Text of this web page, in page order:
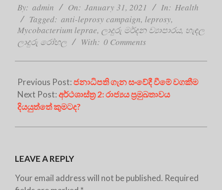
01-
31
By: admin On: January 31, 2021 In: Health
Tagged: anti-leprosy campaign, leprosy,
Mycobacterium leprae, ලාදුරු මර්දන ව්‍යාපාරය, හැඳල
ලාදුරු රෝහල
With: 0 Comments
Previous Post:ජනාධිපති ගැන සංවේදී වීමේ වගකීම
Next Post:අර්ථශාස්ත්‍ර 2: රාජ්‍යය ප්‍රමුඛතාවය
දියයුත්තේ කුමටද?
LEAVE A REPLY
Your email address will not be published. Required